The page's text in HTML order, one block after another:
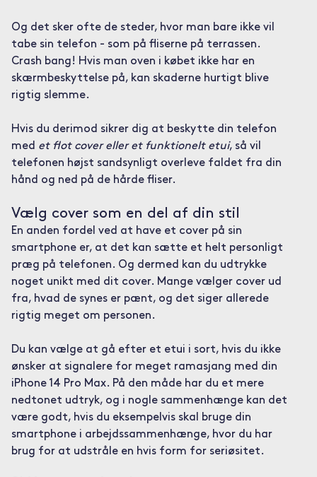
Og det sker ofte de steder, hvor man bare ikke vil
tabe sin telefon - som på fliserne på terrassen.
Crash bang! Hvis man oven i købet ikke har en
skærmbeskyttelse på, kan skaderne hurtigt blive
rigtig slemme.
Hvis du derimod sikrer dig at beskytte din telefon
med et flot cover eller et funktionelt etui, så vil
telefonen højst sandsynligt overleve faldet fra din
hånd og ned på de hårde fliser.
Vælg cover som en del af din stil
En anden fordel ved at have et cover på sin
smartphone er, at det kan sætte et helt personligt
præg på telefonen. Og dermed kan du udtrykke
noget unikt med dit cover. Mange vælger cover ud
fra, hvad de synes er pænt, og det siger allerede
rigtig meget om personen.
Du kan vælge at gå efter et etui i sort, hvis du ikke
ønsker at signalere for meget ramasjang med din
iPhone 14 Pro Max. På den måde har du et mere
nedtonet udtryk, og i nogle sammenhænge kan det
være godt, hvis du eksempelvis skal bruge din
smartphone i arbejdssammenhænge, hvor du har
brug for at udstråle en hvis form for seriøsitet.